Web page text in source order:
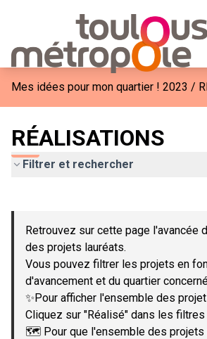
Mes idées pour mon quartier ! 2023 /
RÉALISATIONS
Filtrer et rechercher
−
Retrouvez sur cette page l'avancée
des projets lauréats.
Vous pouvez filtrer les projets en
d'avancement et du quartier
✨Pour afficher l'ensemble des
Cliquez sur "Réalisé" dans les filtres
🗺️ Pour que l'ensemble des projets